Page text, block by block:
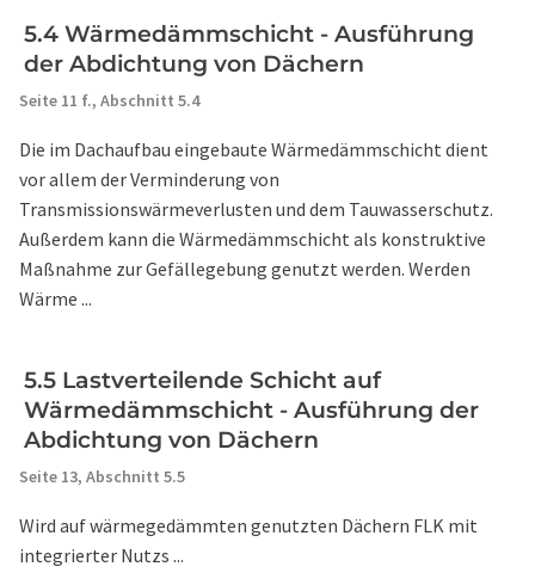
5.4 Wärmedämmschicht - Ausführung
der Abdichtung von Dächern
Seite 11 f., Abschnitt 5.4
Die im Dachaufbau eingebaute Wärmedämmschicht dient
vor allem der Verminderung von
Transmissionswärmeverlusten und dem Tauwasserschutz.
Außerdem kann die Wärmedämmschicht als konstruktive
Maßnahme zur Gefällegebung genutzt werden. Werden
Wärme ...
5.5 Lastverteilende Schicht auf
Wärmedämmschicht - Ausführung der
Abdichtung von Dächern
Seite 13, Abschnitt 5.5
Wird auf wärmegedämmten genutzten Dächern FLK mit
integrierter Nutzs ...